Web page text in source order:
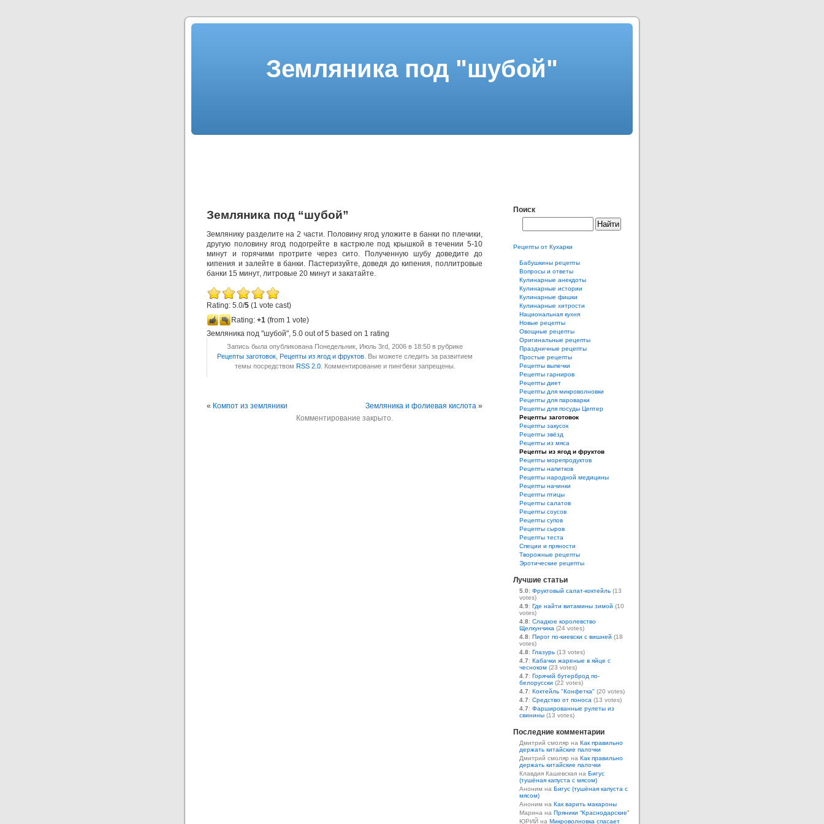
Земляника под "шубой"
Земляника под “шубой”
Землянику разделите на 2 части. Половину ягод уложите в банки по плечики,
другую половину ягод подогрейте в кастрюле под крышкой в течении 5-10
минут и горячими протрите через сито. Полученную шубу доведите до
кипения и залейте в банки. Пастеризуйте, доведя до кипения, поллитровые
банки 15 минут, литровые 20 минут и закатайте.
Rating: 5.0/5 (1 vote cast)
Rating: +1 (from 1 vote)
Земляника под "шубой", 5.0 out of5 based on 1 rating
Запись была опубликована Понедельник, Июль 3rd, 2006 в 18:50 в рубрике
Рецепты заготовок Рецепты из ягод и фруктов . Вы можете следить за развитием
темы посредством RSS 2.0. Комментирование и пингбеки запрещены.
« Компот из земляники Земляника и фолиевая кислота »
Комментирование закрыто.
Поиск
Рецепты от Кухарки
Бабушкины рецепты
Вопросы и ответы
Кулинарные анекдоты
Кулинарные истории
Кулинарные фишки
Кулинарные хитрости
Национальная кухня
Новые рецепты
Овощные рецепты
Оригинальные рецепты
Праздничные рецепты
Простые рецепты
Рецепты выпечки
Рецепты гарниров
Рецепты диет
Рецепты для микроволновки
Рецепты для пароварки
Рецепты для посуды Цептер
Рецепты заготовок
Рецепты закусок
Рецепты звёзд
Рецепты из мяса
Рецепты из ягод и фруктов
Рецепты морепродуктов
Рецепты напитков
Рецепты народной медицины
Рецепты начинки
Рецепты птицы
Рецепты салатов
Рецепты соусов
Рецепты супов
Рецепты сыров
Рецепты теста
Специи и пряности
Творожные рецепты
Эротические рецепты
Лучшие статьи
5.0: Фруктовый салат-коктейль (13
votes)
4.9: Где найти витамины зимой (10
votes)
4.8: Сладкое королевство
Щелкунчика (24 votes)
4.8: Пирог по-киевски с вишней (18
votes)
4.8: Глазурь (13 votes)
4.7: Кабачки жареные в яйце с
чесноком (23 votes)
4.7: Горячий бутерброд по-
белорусски (22 votes)
4.7: Коктейль "Конфетка" (20 votes)
4.7: Средство от поноса (13 votes)
4.7: Фаршированные рулеты из
свинины (13 votes)
Последние комментарии
Дмитрий смоляр на Как правильно
держать китайские палочки
Дмитрий смоляр на Как правильно
держать китайские палочки
Клавдия Кашевская на Бигус
(тушёная капуста с мясом)
Аноним на Бигус (тушёная капуста с
мясом)
Аноним на Как варить макароны
Марина на Пряники “Краснодарские”
ЮРИЙ на Микроволновка спасает